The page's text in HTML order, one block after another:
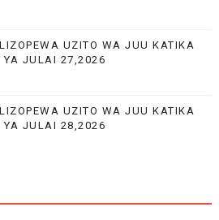
UZITO WA JUU KATIKA
YA JULAI 27,2026
UZITO WA JUU KATIKA
YA JULAI 28,2026